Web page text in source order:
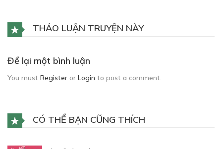
THẢO LUẬN TRUYỆN NÀY
Để lại một bình luận
You must Register or Login to post a comment.
CÓ THỂ BẠN CŨNG THÍCH